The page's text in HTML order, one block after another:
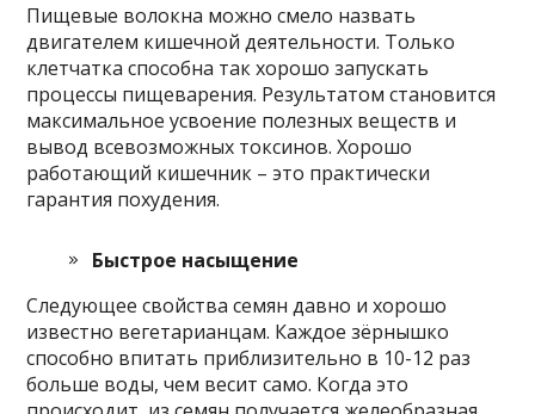
Пищевые волокна можно смело назвать
двигателем кишечной деятельности. Только
клетчатка способна так хорошо запускать
процессы пищеварения. Результатом становится
максимальное усвоение полезных веществ и
вывод всевозможных токсинов. Хорошо
работающий кишечник – это практически
гарантия похудения.
Быстрое насыщение
Следующее свойства семян давно и хорошо
известно вегетарианцам. Каждое зёрнышко
способно впитать приблизительно в 10-12 раз
больше воды, чем весит само. Когда это